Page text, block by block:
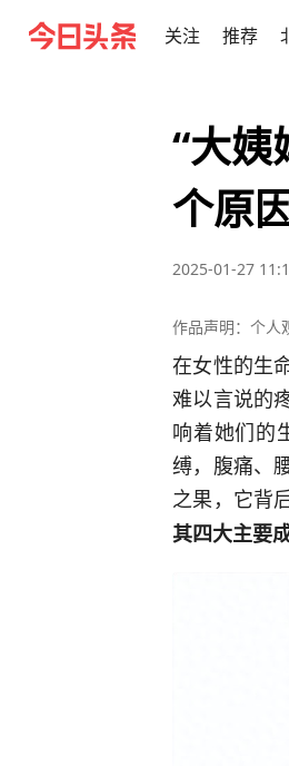
关注 推荐
“大姨
个原
2025-01-27
作品声明：个人
在女性的生
难以言说的
响着她们的
缚，腹痛、
之果，它背
其四大主要